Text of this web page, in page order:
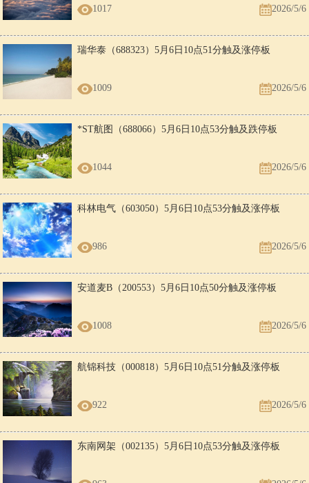
1017 2026/5/6
瑞华泰（688323）5月6日10点51分触及涨停板
1009 2026/5/6
*ST航图（688066）5月6日10点53分触及跌停板
1044 2026/5/6
科林电气（603050）5月6日10点53分触及涨停板
986 2026/5/6
安道麦B（200553）5月6日10点50分触及涨停板
1008 2026/5/6
航锦科技（000818）5月6日10点51分触及涨停板
922 2026/5/6
东南网架（002135）5月6日10点53分触及涨停板